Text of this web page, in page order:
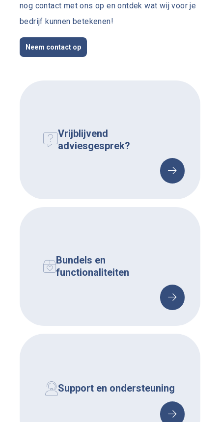
nog contact met ons op en ontdek wat wij voor je
bedrijf kunnen betekenen!
Neem contact op
Vrijblijvend
adviesgesprek?
Bundels en
functionaliteiten
Support en ondersteuning